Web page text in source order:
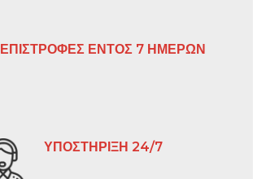
ΕΠΙΣΤΡΟΦΕΣ ΕΝΤΟΣ 7 ΗΜΕΡΩΝ
ΥΠΟΣΤΗΡΙΞΗ 24/7